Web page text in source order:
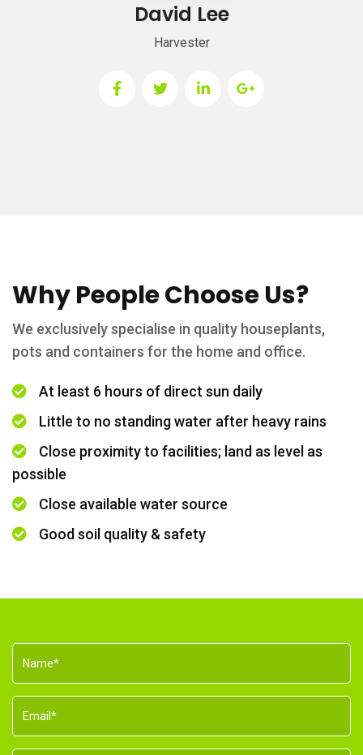
David Lee
Harvester
Why People Choose Us?
We exclusively specialise in quality houseplants,
pots and containers for the home and office.
At least 6 hours of direct sun daily
Little to no standing water after heavy rains
Close proximity to facilities; land as level as
possible
Close available water source
Good soil quality & safety